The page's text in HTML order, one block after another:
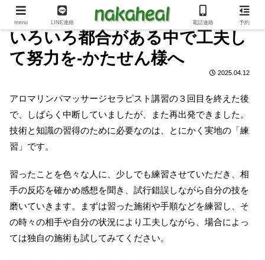
いろいろ都合がある中で工夫し
て努力を-かたせん様へ
2025.04.12
アロマリンパマッサージセラピスト講習の３回目を終えた後
で、しばらく中断していましたが、また再出発できました。
技術と知識の習得のために必要なのは、とにかく実地の「練
習」です。
習ったことを色々な人に、少しでも練習させていただき、相
手の反応を確かめ感想を聞き、試行錯誤しながら自分の技を
磨いていきます。まずは習った施術や手順などを練習し、そ
の時々の相手や自分の状況により工夫しながら、場合によっ
ては独自の施術も試してみてください。
menu LINE連絡 電話連絡 予約